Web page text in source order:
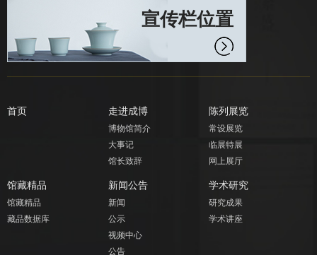
宣传栏位置
首页 走进成博
博物馆简介
大事记
馆长致辞
陈列展览
常设展览
临展特展
网上展厅
馆藏精品
馆藏精品
藏品数据库
新闻公告
新闻
公示
视频中心
公告
学术研究
研究成果
学术讲座